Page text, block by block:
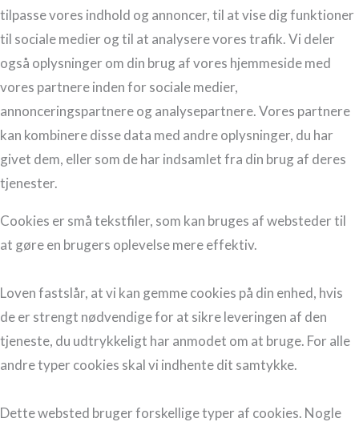
tilpasse vores indhold og annoncer, til at vise dig funktioner
til sociale medier og til at analysere vores trafik. Vi deler
også oplysninger om din brug af vores hjemmeside med
vores partnere inden for sociale medier,
annonceringspartnere og analysepartnere. Vores partnere
kan kombinere disse data med andre oplysninger, du har
givet dem, eller som de har indsamlet fra din brug af deres
tjenester.
Cookies er små tekstfiler, som kan bruges af websteder til
at gøre en brugers oplevelse mere effektiv.
Loven fastslår, at vi kan gemme cookies på din enhed, hvis
de er strengt nødvendige for at sikre leveringen af den
tjeneste, du udtrykkeligt har anmodet om at bruge. For alle
andre typer cookies skal vi indhente dit samtykke.
Dette websted bruger forskellige typer af cookies. Nogle